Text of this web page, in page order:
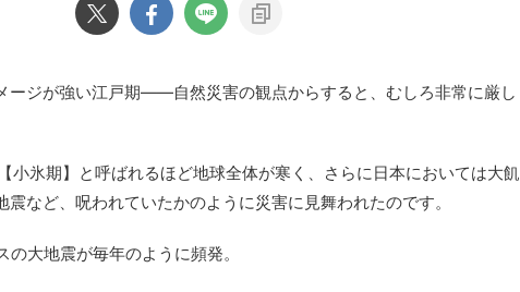
ージが強い江戸期――自然災害の観点からすると、むしろ非常に厳し
小氷期】と呼ばれるほど地球全体が寒く、さらに日本においては大飢
など、呪われていたかのように災害に見舞われたのです。
大地震が毎年のように頻発。